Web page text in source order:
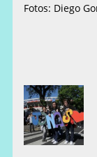
Fotos: Diego